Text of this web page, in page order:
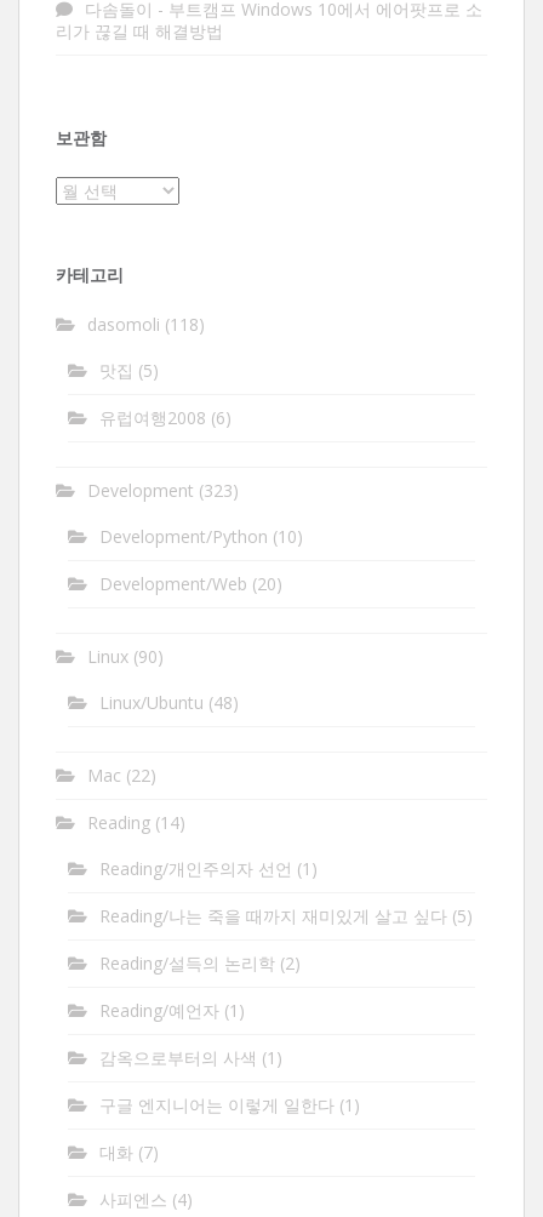
다솜돌이 - 부트캠프 Windows 10에서 에어팟프로 소
리가 끊길 때 해결방법
보관함
보
카테고리
dasomoli (118)
맛집 (5)
유럽여행2008 (6)
Development (323)
Development/Python (10)
Development/Web (20)
Linux (90)
Linux/Ubuntu (48)
Mac (22)
Reading (14)
Reading/개인주의자 선언 (1)
Reading/나는 죽을 때까지 재미있게 살고 싶다 (5)
Reading/설득의 논리학 (2)
Reading/예언자 (1)
감옥으로부터의 사색 (1)
구글 엔지니어는 이렇게 일한다 (1)
대화 (7)
사피엔스 (4)